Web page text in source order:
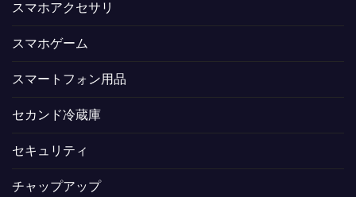
スマホアクセサリ
スマホゲーム
スマートフォン用品
セカンド冷蔵庫
セキュリティ
チャップアップ